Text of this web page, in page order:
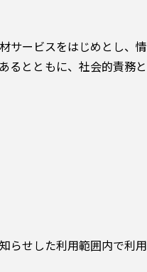
サービスをはじめとし、情
るとともに、社会的責務と
らせした利用範囲内で利用